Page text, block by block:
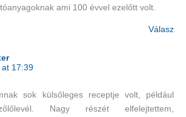
ami 100 évvel ezelőtt volt.
Válasz
at 17:39
sok külsőleges receptje volt, például
Nagy részét elfelejtettem,